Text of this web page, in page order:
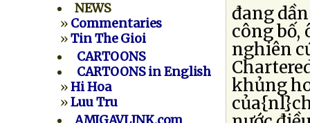
NEWS
» Commentaries
»Tin The Gioi
CARTOONS
CARTOONS in English
»Hi Hoa
»Luu Tru
đang
công bố,
nghiên
khủng